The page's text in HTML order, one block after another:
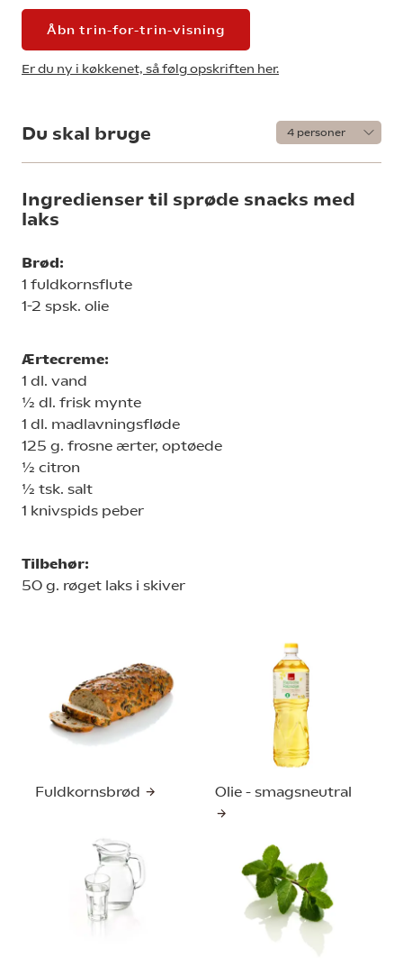
Åbn trin-for-trin-visning
Er du ny i køkkenet, så følg opskriften her.
Du skal bruge
Ingredienser til sprøde snacks med
laks
Brød:
1 fuldkornsflute
1-2 spsk. olie
Ærtecreme:
1 dl. vand
½ dl. frisk mynte
1 dl. madlavningsfløde
125 g. frosne ærter, optøede
½ citron
½ tsk. salt
1 knivspids peber
Tilbehør:
50 g. røget laks i skiver
Fuldkornsbrød Olie - smagsneutral